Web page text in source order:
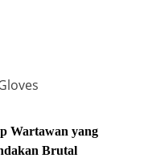
Wartawan yang
Brutal